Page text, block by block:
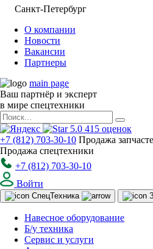
Санкт-Петербург
О компании
Новости
Вакансии
Партнеры
main page
Ваш партнёр и эксперт
в мире спецтехники
5.0 415 оценок
+7 (812) 703-30-10 Продажа
Продажа спецтехники
+7 (812) 703-30-10
Войти
СпецТехника
Навесное оборудование
Б/у техника
Сервис и услуги